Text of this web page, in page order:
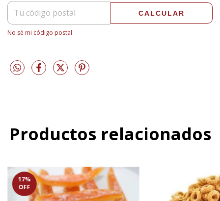
CALCULAR
No sé mi código postal
Productos relacionados
17%
OFF